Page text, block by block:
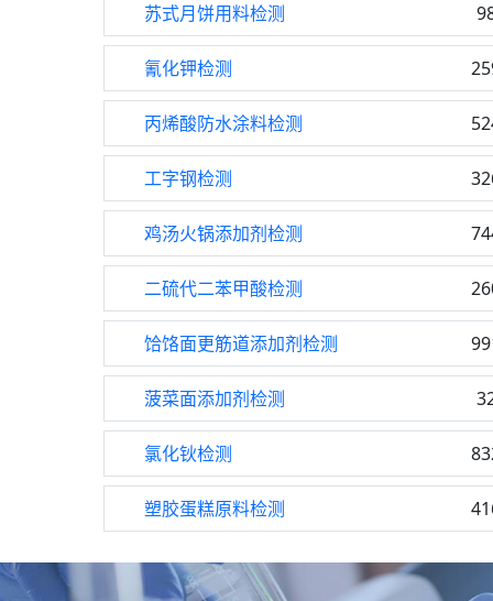
苏式月饼用料检测
氰化钾检测
丙烯酸防水涂料检测
工字钢检测
鸡汤火锅添加剂检测
二硫代二苯甲酸检测
饸饹面更筋道添加剂检测
菠菜面添加剂检测
氯化钬检测
塑胶蛋糕原料检测